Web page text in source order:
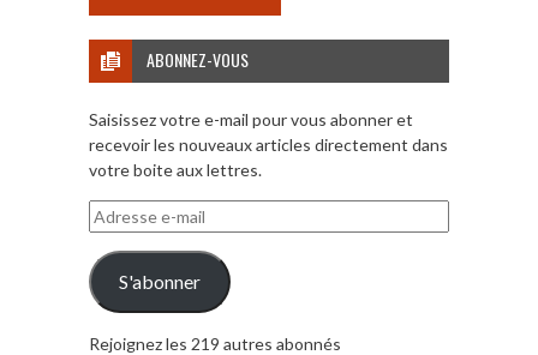
ABONNEZ-VOUS
Saisissez votre e-mail pour vous abonner et
recevoir les nouveaux articles directement dans
votre boite aux lettres.
Adresse
e-
mail
S'abonner
Rejoignez les 219 autres abonnés